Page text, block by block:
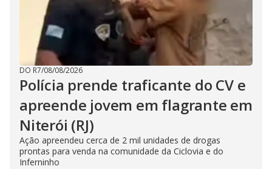
DO R7/08/08/2026
Polícia prende traficante do CV e
apreende jovem em flagrante em
Niterói (RJ)
Ação apreendeu cerca de 2 mil unidades de drogas
prontas para venda na comunidade da Ciclovia e do
Inferninho